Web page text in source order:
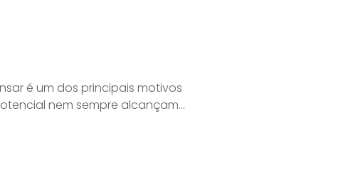
é um dos principais motivos
nem sempre alcançam…